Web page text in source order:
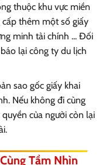
thuộc khu vực miền
thêm một số giấy
minh tài chính ... Đối
lại công ty du lịch
sao gốc giấy khai
Nếu không đi cùng
của người còn lại
Tầm Nhìn